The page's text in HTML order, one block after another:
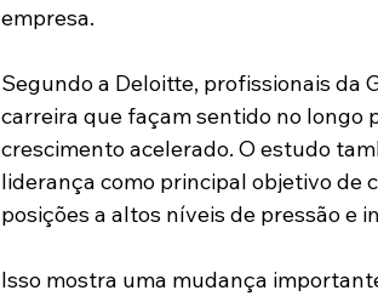
empresa.
Segundo a Deloitte, profissionais da
carreira que façam sentido no longo
crescimento acelerado. O estudo
liderança como principal objetivo de
posições a altos níveis de pressão e
Isso mostra uma mudança